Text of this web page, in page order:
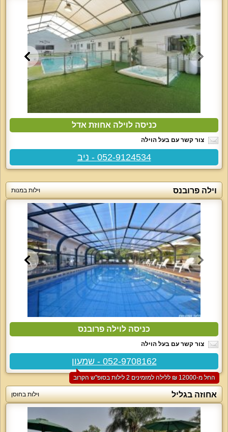
כניסה לוילה אחוזת אדל
צור קשר עם בעל הוילה
052-9124534 - ניב
וילה פרובנס וילות במנות
כניסה לוילה פרובנס
צור קשר עם בעל הוילה
052-9708162 - שמעון
החל מ-‏12000 ₪ ללילה למזמינים 2 לילות בסופ"ש הקרוב
אחוזה בגליל וילות בחוסן